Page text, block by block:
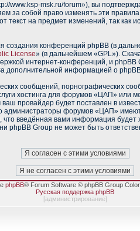
msk.ru/forum»), вы
за собой право изменять эти
на предмет изменений, так
конференций phpBB (в
License» (в дальнейшем «GPL»).
интернет-конференций, и
дополнительной информацией о
сообщений, порнографических
хостинга для форумов «ЦАП»
провайдер будет поставлен в
администраторы форумов «ЦАП»
введённая вами информация
Group не может быть
phpBB® Forum Software © phpBB Group
Русская поддержка phpBB
[администрирование]